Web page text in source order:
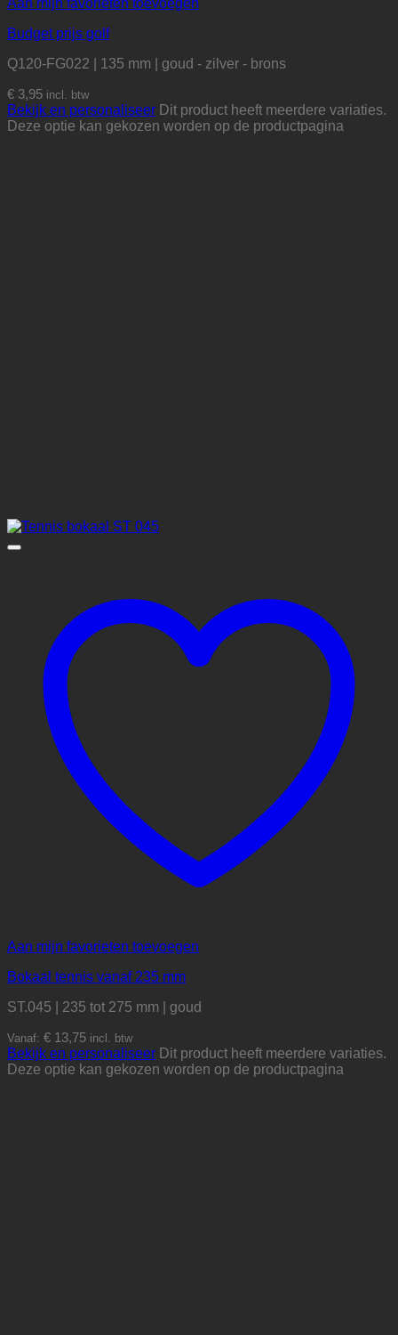
Aan mijn favorieten toevoegen
Budget prijs golf
Q120-FG022 | 135 mm | goud - zilver - brons
€ 3,95 incl. btw
Bekijk en personaliseer Dit product heeft meerdere variaties.
Deze optie kan gekozen worden op de productpagina
Aan mijn favorieten toevoegen
Bokaal tennis vanaf 235 mm
ST.045 | 235 tot 275 mm | goud
Vanaf: € 13,75 incl. btw
Bekijk en personaliseer Dit product heeft meerdere variaties.
Deze optie kan gekozen worden op de productpagina